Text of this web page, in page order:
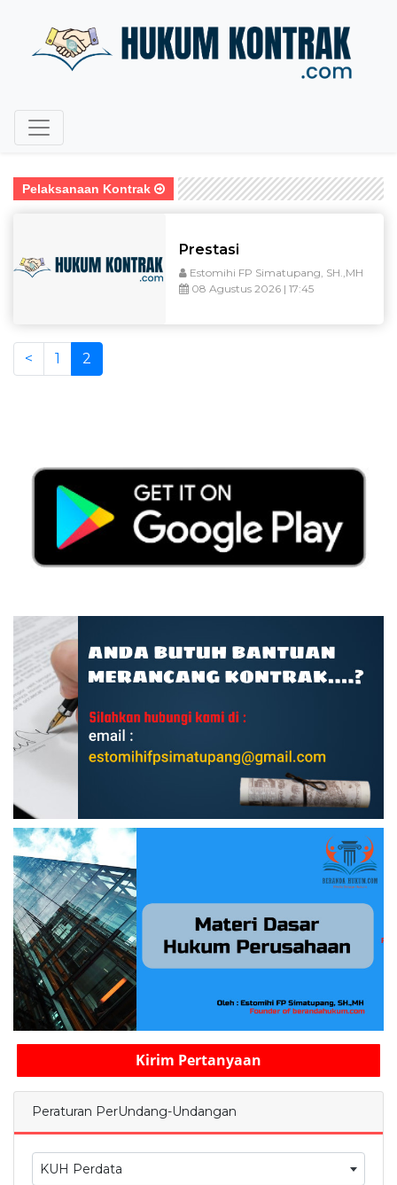
Pelaksanaan Kontrak
Prestasi
Estomihi FP Simatupang, SH.,MH
08 Agustus 2026 | 17:45
< 1 2
Kirim Pertanyaan
Peraturan PerUndang-Undangan
KUH Perdata